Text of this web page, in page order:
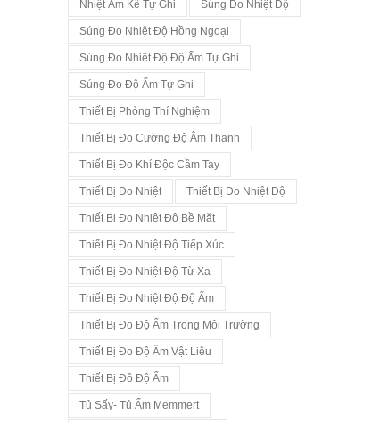
Nhiệt Ẩm Kế Tự Ghi Súng Đo Nhiệt Độ
Súng Đo Nhiệt Độ Hồng Ngoại
Súng Đo Nhiệt Độ Độ Ẩm Tự Ghi
Súng Đo Độ Ẩm Tự Ghi
Thiết Bị Phòng Thí Nghiệm
Thiết Bị Đo Cường Độ Âm Thanh
Thiết Bị Đo Khí Độc Cầm Tay
Thiết Bị Đo Nhiệt Thiết Bị Đo Nhiệt Độ
Thiết Bị Đo Nhiệt Độ Bề Mặt
Thiết Bị Đo Nhiệt Độ Tiếp Xúc
Thiết Bị Đo Nhiệt Độ Từ Xa
Thiết Bị Đo Nhiệt Độ Độ Ẩm
Thiết Bị Đo Độ Ẩm Trong Môi Trường
Thiết Bị Đo Độ Ẩm Vật Liệu
Thiết Bị Đô Độ Ẩm
Tủ Sấy- Tủ Ấm Memmert